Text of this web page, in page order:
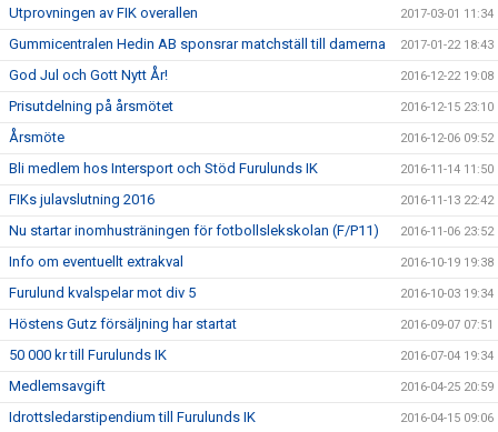
Utprovningen av FIK overallen 2017-03-01 11:34
Gummicentralen Hedin AB sponsrar matchställ till damerna 2017-01-22 18:43
God Jul och Gott Nytt År! 2016-12-22 19:08
Prisutdelning på årsmötet 2016-12-15 23:10
Årsmöte 2016-12-06 09:52
Bli medlem hos Intersport och Stöd Furulunds IK 2016-11-14 11:50
FIKs julavslutning 2016 2016-11-13 22:42
Nu startar inomhusträningen för fotbollslekskolan (F/P11) 2016-11-06 23:52
Info om eventuellt extrakval 2016-10-19 19:38
Furulund kvalspelar mot div 5 2016-10-03 19:34
Höstens Gutz försäljning har startat 2016-09-07 07:51
50 000 kr till Furulunds IK 2016-07-04 19:34
Medlemsavgift 2016-04-25 20:59
Idrottsledarstipendium till Furulunds IK 2016-04-15 09:06